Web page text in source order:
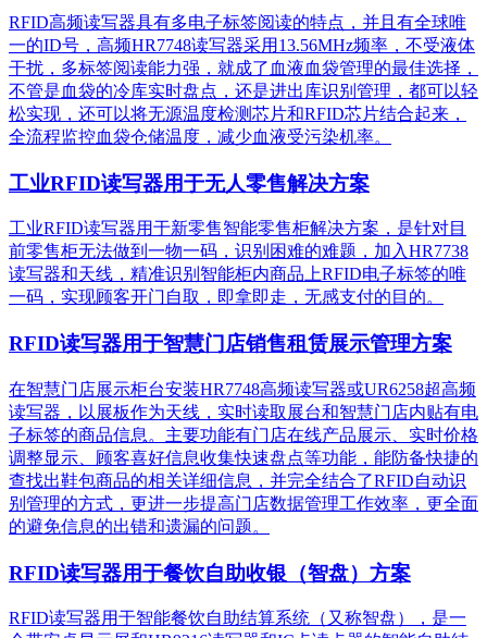
RFID高频读写器具有多电子标签阅读的特点，并且有全球唯
一的ID号，高频HR7748读写器采用13.56MHz频率，不受液体
干扰，多标签阅读能力强，就成了血液血袋管理的最佳选择，
不管是血袋的冷库实时盘点，还是进出库识别管理，都可以轻
松实现，还可以将无源温度检测芯片和RFID芯片结合起来，
全流程监控血袋仓储温度，减少血液受污染机率。
工业RFID读写器用于无人零售解决方案
工业RFID读写器用于新零售智能零售柜解决方案，是针对目
前零售柜无法做到一物一码，识别困难的难题，加入HR7738
读写器和天线，精准识别​智能柜内商品上RFID电子标签的唯
一码，实现顾客开门自取，即拿即走，无感支付的目的。
RFID读写器用于智慧门店销售租赁展示管理方案
在智慧门店展示柜台安装HR7748高频读写器或UR6258超高频
读写器，以展板作为天线，实时读取展台和智慧门店内贴有电
子标签的商品信息。主要功能有门店在线产品展示、实时价格
调整显示、顾客喜好信息收集快速盘点等功能，能防备快捷的
查找出鞋包商品的相关详细信息，并完全结合了RFID自动识
别管理的方式，更进一步提高门店数据管理工作效率，更全面
的避免信息的出错和遗漏的问题。
RFID读写器用于餐饮自助收银（智盘）方案
RFID读写器用于智能餐饮自助结算系统（又称智盘），是一